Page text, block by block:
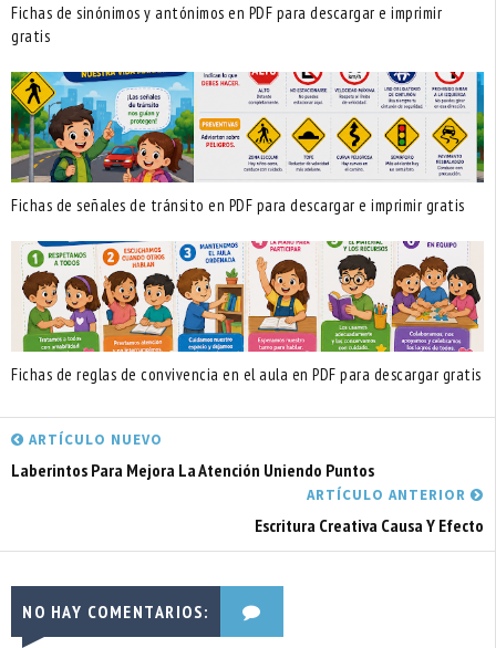
Fichas de sinónimos y antónimos en PDF para descargar e imprimir
gratis
Fichas de señales de tránsito en PDF para descargar e imprimir gratis
Fichas de reglas de convivencia en el aula en PDF para descargar gratis
ARTÍCULO NUEVO
Laberintos Para Mejora La Atención Uniendo Puntos
ARTÍCULO ANTERIOR
Escritura Creativa Causa Y Efecto
NO HAY COMENTARIOS: